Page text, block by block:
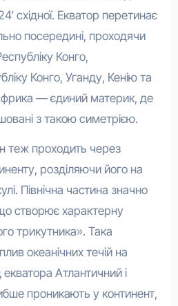
східної. Екватор перетинає
посередині, проходячи
Конго,
Конго, Уганду, Кенію та
— єдиний материк, де
з такою симетрією.
теж проходить через
розділяючи його на
Північна частина значно
створює характерну
трикутника». Така
океанічних течій на
екватора Атлантичний і
проникають у континент,